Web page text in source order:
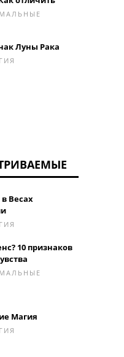
Луны Рака
Весах
10 признаков
Магия